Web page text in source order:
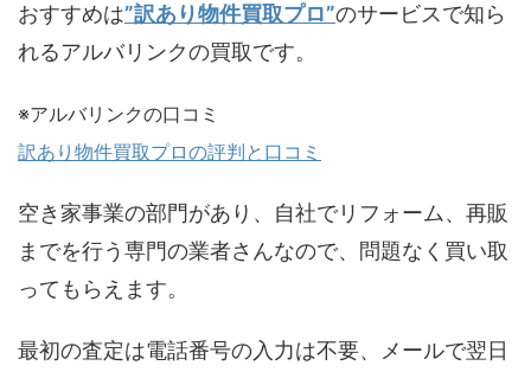
おすすめは”訳あり物件買取プロ”のサービスで知ら
れるアルバリンクの買取です。
※アルバリンクの口コミ
訳あり物件買取プロの評判と口コミ
空き家事業の部門があり、自社でリフォーム、再販
までを行う専門の業者さんなので、問題なく買い取
ってもらえます。
最初の査定は電話番号の入力は不要、メールで翌日